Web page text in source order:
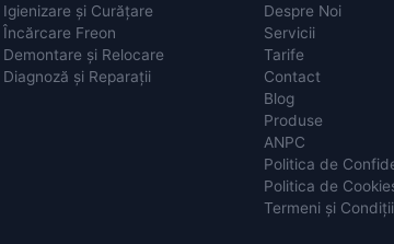
Igienizare și Curățare
Încărcare Freon
Demontare și Relocare
Diagnoză și Reparații
Despre Noi
Servicii
Tarife
Contact
Blog
Produse
ANPC
Politica de
Politica de
Termeni și Condiții